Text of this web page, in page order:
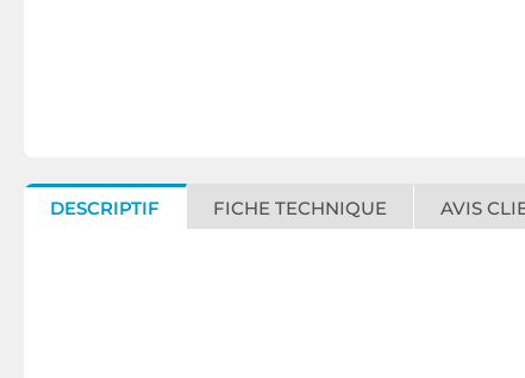
DESCRIPTIF FICHE TECHNIQUE AVIS